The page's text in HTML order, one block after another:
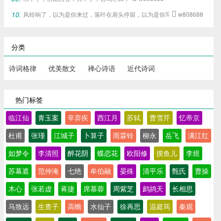
风铃响了，以为是你来过，落叶在肩头停留，以为是你写下的旧梦。
 w808688
分类
诗词格律 优美散文 禅心诗语 近代诗词
热门标签
临江仙 青玉案 辛弃疾 西江月 苏轼 曹雪芹 忆帝京
杜甫 张瑾 江城子 卜算子 雨霖铃 柳永 岳飞 满江红
如梦令 李清照 醉花阴 蝶恋花 欧阳修 摸鱼儿 李煜
苏幕遮 范仲淹 七绝 牟伯融 晏殊 清平乐 甄氏 曹操
木心 张若虚 蒋捷 席慕蓉 周紫芝 鹧鸪天 长相思
马致远 生查子 高蟾 水仙子 徐再思 温庭筠 秦观